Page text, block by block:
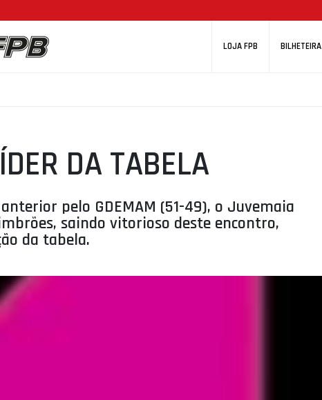
LOJA FPB BILHETEIRA
DA TABELA
pelo GDEMAM (51-49), o Juvemaia
saindo vitorioso deste encontro,
da tabela.